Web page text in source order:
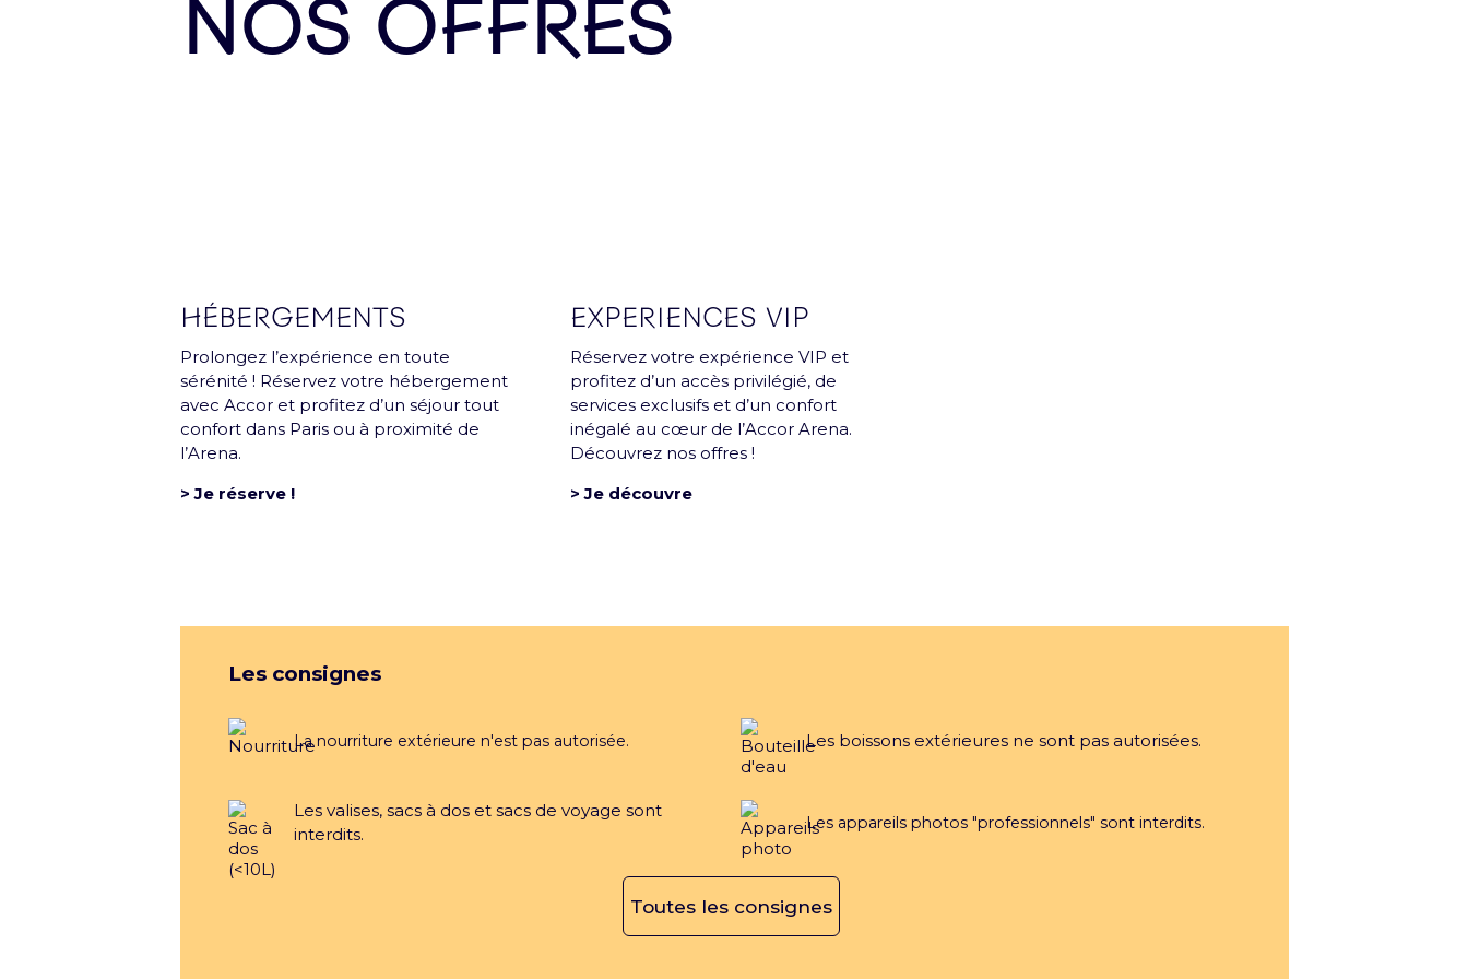
Inscrivez-vous et recevez une fois par mois une Arena news qui a tout d’essentiel !
Mentions légales et CGU Politique de confidentialité Rejoins la team Politique RSE Déclaration d'accessibilité
NOS OFFRES
HÉBERGEMENTS
Prolongez l’expérience en toute
sérénité ! Réservez votre hébergement
avec Accor et profitez d’un séjour tout
confort dans Paris ou à proximité de
l’Arena.
> Je réserve !
EXPERIENCES VIP
Réservez votre expérience VIP et
profitez d’un accès privilégié, de
services exclusifs et d’un confort
inégalé au cœur de l’Accor Arena.
Découvrez nos offres !
> Je découvre
Les consignes
La nourriture extérieure n'est pas autorisée. Les boissons extérieures ne sont pas autorisées.
Les valises, sacs à dos et sacs de voyage sont
interdits.
Les appareils photos "professionnels" sont interdits.
Toutes les consignes